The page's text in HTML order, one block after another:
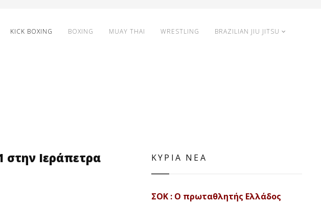
KICK BOXING BOXING MUAY THAI WRESTLING BRAZILIAN JIU JITSU
στην Ιεράπετρα ΚΥΡΙΑ ΝΕΑ
ΣΟΚ : Ο πρωταθλητής Ελλάδος